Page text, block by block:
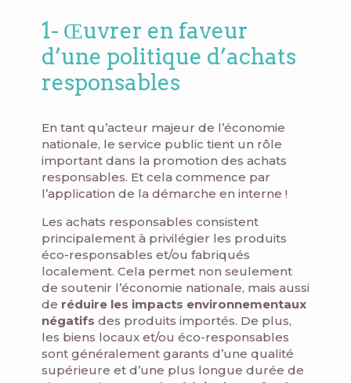
1- Œuvrer en faveur
d’une politique d’achats
responsables
En tant qu’acteur majeur de l’économie
nationale, le service public tient un rôle
important dans la promotion des achats
responsables. Et cela commence par
l’application de la démarche en interne !
Les achats responsables consistent
principalement à privilégier les produits
éco-responsables et/ou fabriqués
localement. Cela permet non seulement
de soutenir l’économie nationale, mais aussi
de réduire les impacts environnementaux
négatifs des produits importés. De plus,
les biens locaux et/ou éco-responsables
sont généralement garants d’une qualité
supérieure et d’une plus longue durée de